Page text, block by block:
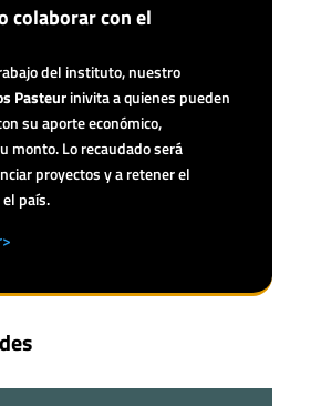
colaborar con el
del instituto, nuestro
Pasteur inivita a quienes pueden
su aporte económico,
monto. Lo recaudado será
proyectos y a retener el
país.